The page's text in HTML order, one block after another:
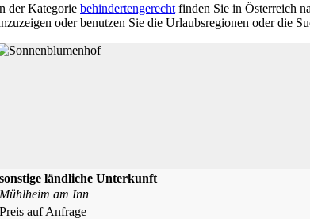
der Kategorie behindertengerecht finden Sie in Österreich
oder benutzen Sie die Urlaubsregionen oder die
sonstige ländliche Unterkunft
Mühlheim am Inn
Preis auf Anfrage